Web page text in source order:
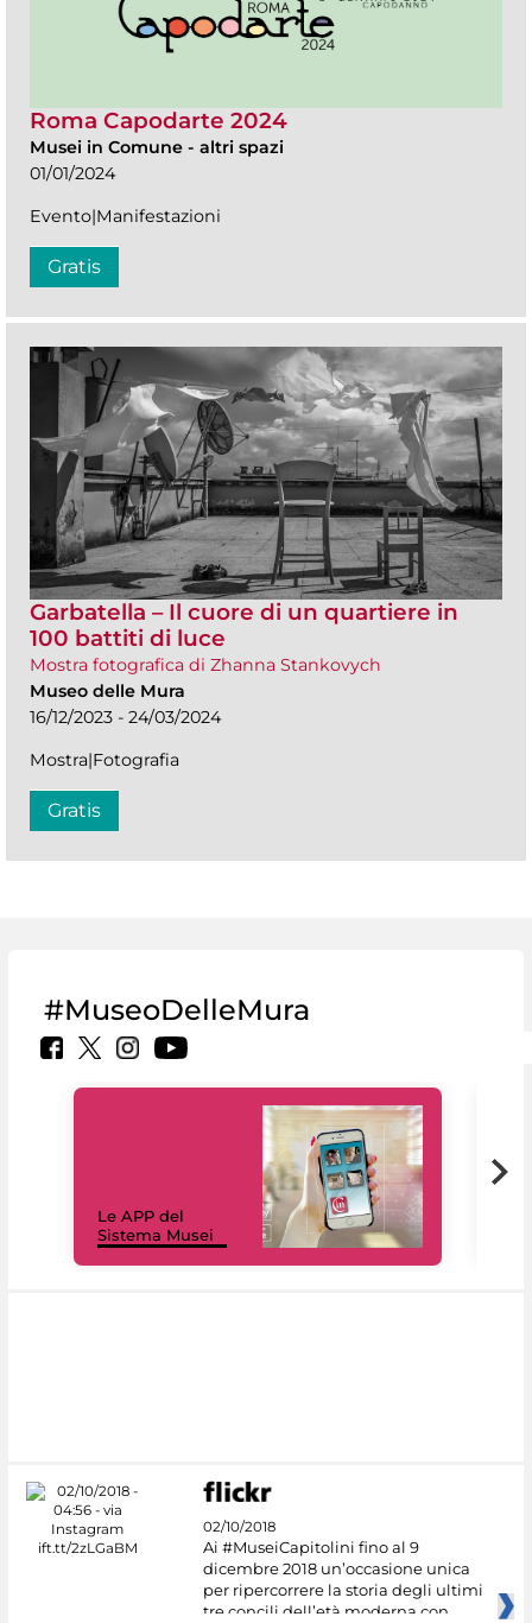
Roma Capodarte 2024
Musei in Comune - altri spazi
01/01/2024
Evento|Manifestazioni
Gratis
Garbatella – Il cuore di un quartiere in
100 battiti di luce
Mostra fotografica di Zhanna Stankovych
Museo delle Mura
16/12/2023 - 24/03/2024
Mostra|Fotografia
Gratis
#MuseoDelleMura
Le APP del
Sistema Musei
02/10/2018
Ai #MuseiCapitolini fino al 9
dicembre 2018 un’occasione unica
per ripercorrere la storia degli ultimi
tre concili dell’età moderna con